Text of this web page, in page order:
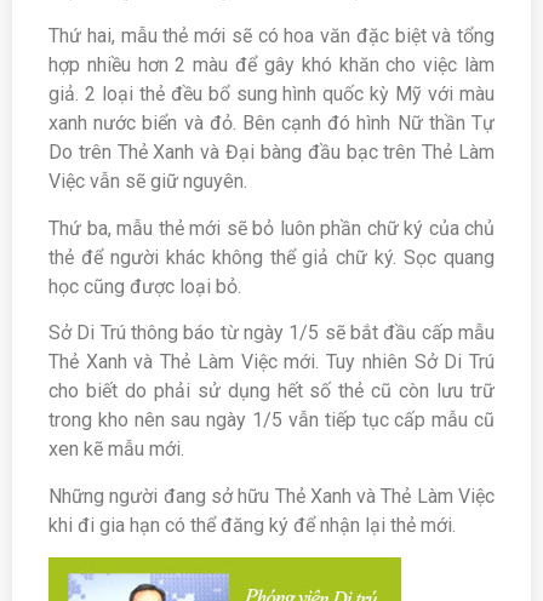
Thứ hai, mẫu thẻ mới sẽ có hoa văn đặc biệt và tổng
hợp nhiều hơn 2 màu để gây khó khăn cho việc làm
giả. 2 loại thẻ đều bổ sung hình quốc kỳ Mỹ với màu
xanh nước biển và đỏ. Bên cạnh đó hình Nữ thần Tự
Do trên Thẻ Xanh và Đại bàng đầu bạc trên Thẻ Làm
Việc vẫn sẽ giữ nguyên.
Thứ ba, mẫu thẻ mới sẽ bỏ luôn phần chữ ký của chủ
thẻ để người khác không thể giả chữ ký. Sọc quang
học cũng được loại bỏ.
Sở Di Trú thông báo từ ngày 1/5 sẽ bắt đầu cấp mẫu
Thẻ Xanh và Thẻ Làm Việc mới. Tuy nhiên Sở Di Trú
cho biết do phải sử dụng hết số thẻ cũ còn lưu trữ
trong kho nên sau ngày 1/5 vẫn tiếp tục cấp mẫu cũ
xen kẽ mẫu mới.
Những người đang sở hữu Thẻ Xanh và Thẻ Làm Việc
khi đi gia hạn có thể đăng ký để nhận lại thẻ mới.